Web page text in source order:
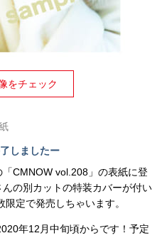
をチェック
しましたー
CMNOW vol.208」の表紙に登
の別カットの特装カバーが付い
定で発売しちゃいます。
年12月中旬頃からです！予定